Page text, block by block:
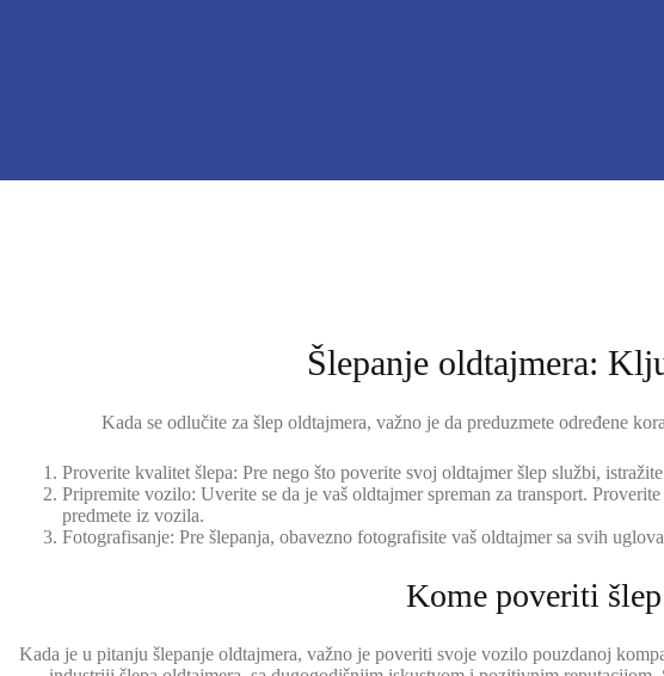
Šlepanje oldtajmera:
Kada se odlučite za šlep oldtajmera, važno je da preduzmete određene
Proverite kvalitet šlepa: Pre nego što poverite svoj oldtajmer šlep službi,
Pripremite vozilo: Uverite se da je vaš oldtajmer spreman za transport.
predmete iz vozila.
Fotografisanje: Pre šlepanja, obavezno fotografisite vaš oldtajmer sa svih
Kome poveriti
Kada je u pitanju šlepanje oldtajmera, važno je poveriti svoje vozilo pouzdanoj